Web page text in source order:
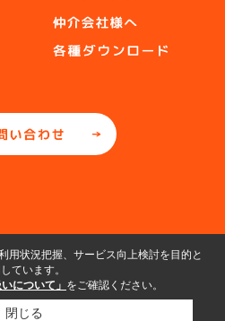
用状況把握、サービス向上検討を目的と
ています。
について」 をご確認ください。
閉じる